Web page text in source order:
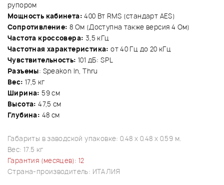
рупором
Мощность кабинета:400 Вт RMS (стандарт AES)
Сопротивление: 8 Ом (Доступна также версия 4 Ом)
Частота кроссовера: 3,5 кГц
Частотная характеристика:от 40 Гц до 20 кГц
Чувствительность:101 дБ: SPL
Разъемы: Speakon In, Thru
Вес: 17,5 кг
Ширина: 59 см
Высота:47,5 см
Глубина: 48 см
Габариты в заводской упаковке: 0.48 x 0.48 x 0.59 м.
Вес: 17.5 кг
Гарантия (месяцев): 12
Страна-производитель: ИТАЛИЯ